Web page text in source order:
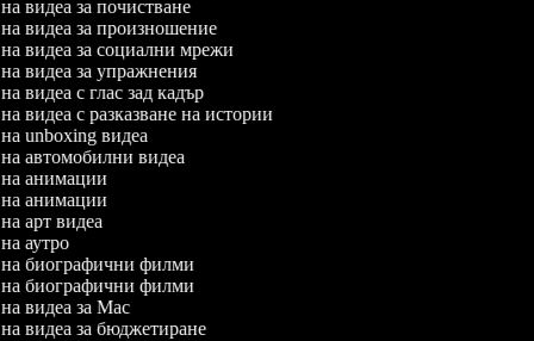
на видеа за почистване
на видеа за произношение
на видеа за социални мрежи
на видеа за упражнения
на видеа с глас зад кадър
на видеа с разказване на истории
на unboxing видеа
на автомобилни видеа
на анимации
на анимации
на арт видеа
аутро
на биографични филми
на биографични филми
на видеа за Mac
на видеа за бюджетиране